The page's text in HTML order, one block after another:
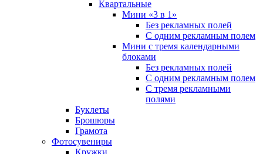
Квартальные
Мини «3 в 1»
Без рекламных полей
С одним рекламным полем
Мини с тремя календарными
блоками
Без рекламных полей
С одним рекламным полем
С тремя рекламными
полями
Буклеты
Брошюры
Грамота
Фотосувениры
Кружки